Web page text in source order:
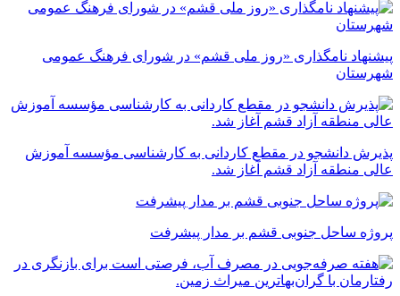
پیشنهاد نامگذاری «روز ملی قشم» در شورای فرهنگ عمومی
شهرستان
پذیرش دانشجو در مقطع کاردانی به کارشناسی مؤسسه آموزش
عالی منطقه آزاد قشم آغاز شد.
پروژه ساحل جنوبی قشم بر مدار پیشرفت